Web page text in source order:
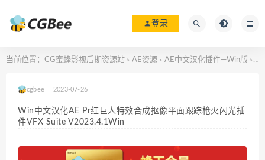
登录
当前位置： CG蜜蜂影视后期资源站 > AE资源 > AE中文汉化插件—Win版 >
cgbee 2023-07-26
Win中文汉化AE Pr红巨人特效合成抠像平面跟踪枪火闪光插
件VFX Suite V2023.4.1Win